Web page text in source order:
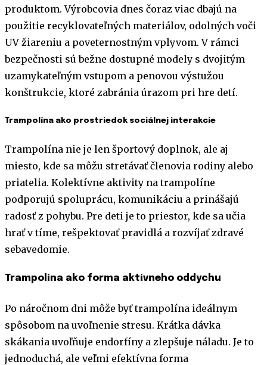
produktom. Výrobcovia dnes čoraz viac dbajú na
použitie recyklovateľných materiálov, odolných voči
UV žiareniu a poveternostným vplyvom. V rámci
bezpečnosti sú bežne dostupné modely s dvojitým
uzamykateľným vstupom a penovou výstužou
konštrukcie, ktoré zabránia úrazom pri hre detí.
Trampolína ako prostriedok sociálnej interakcie
Trampolína nie je len športový doplnok, ale aj
miesto, kde sa môžu stretávať členovia rodiny alebo
priatelia. Kolektívne aktivity na trampolíne
podporujú spoluprácu, komunikáciu a prinášajú
radosť z pohybu. Pre deti je to priestor, kde sa učia
hrať v tíme, rešpektovať pravidlá a rozvíjať zdravé
sebavedomie.
Trampolína ako forma aktívneho oddychu
Po náročnom dni môže byť trampolína ideálnym
spôsobom na uvoľnenie stresu. Krátka dávka
skákania uvoľňuje endorfíny a zlepšuje náladu. Je to
jednoduchá, ale veľmi efektívna forma